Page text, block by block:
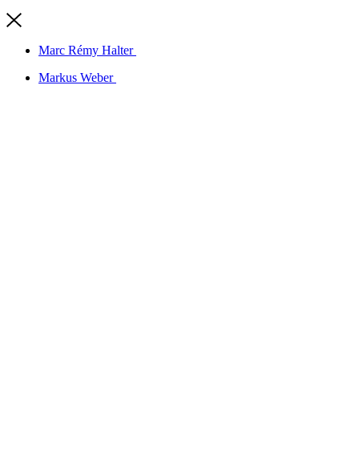
Marc Rémy Halter ︎
Markus Weber ︎